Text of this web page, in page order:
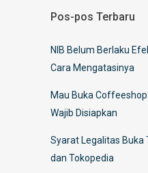
Pos-pos Terbaru
NIB Belum Berlaku
Cara Mengatasinya
Mau Buka
Wajib Disiapkan
Syarat Legalitas Buka
dan Tokopedia